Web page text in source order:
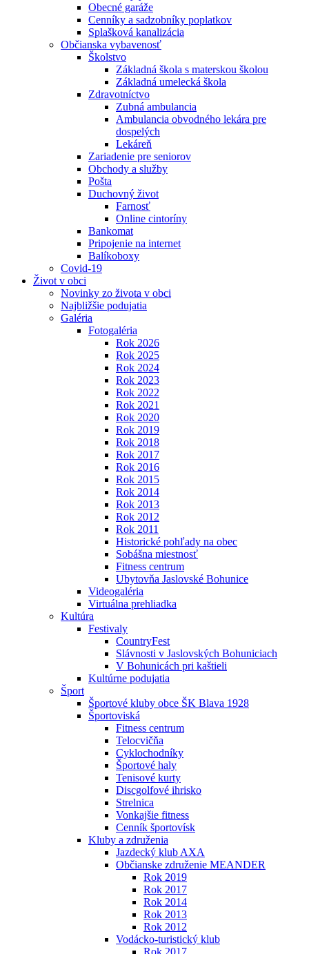
Obecné garáže
Cenníky a sadzobníky poplatkov
Splašková kanalizácia
Občianska vybavenosť
Školstvo
Základná škola s materskou školou
Základná umelecká škola
Zdravotníctvo
Zubná ambulancia
Ambulancia obvodného lekára pre
dospelých
Lekáreň
Zariadenie pre seniorov
Obchody a služby
Pošta
Duchovný život
Farnosť
Online cintoríny
Bankomat
Pripojenie na internet
Balíkoboxy
Covid-19
Život v obci
Novinky zo života v obci
Najbližšie podujatia
Galéria
Fotogaléria
Rok 2026
Rok 2025
Rok 2024
Rok 2023
Rok 2022
Rok 2021
Rok 2020
Rok 2019
Rok 2018
Rok 2017
Rok 2016
Rok 2015
Rok 2014
Rok 2013
Rok 2012
Rok 2011
Historické pohľady na obec
Sobášna miestnosť
Fitness centrum
Ubytovňa Jaslovské Bohunice
Videogaléria
Virtuálna prehliadka
Kultúra
Festivaly
CountryFest
Slávnosti v Jaslovských Bohuniciach
V Bohunicách pri kaštieli
Kultúrne podujatia
Šport
Športové kluby obce ŠK Blava 1928
Športoviská
Fitness centrum
Telocvičňa
Cyklochodníky
Športové haly
Tenisové kurty
Discgolfové ihrisko
Strelnica
Vonkajšie fitness
Cenník športovísk
Kluby a združenia
Jazdecký klub AXA
Občianske združenie MEANDER
Rok 2019
Rok 2017
Rok 2014
Rok 2013
Rok 2012
Vodácko-turistický klub
Rok 2017